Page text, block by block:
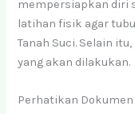
mempersiapkan diri
latihan fisik agar
Tanah Suci. Selain
yang akan dilakukan.
Perhatikan